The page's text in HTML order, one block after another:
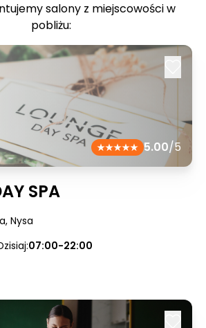
salony z miejscowości w
pobliżu:
5.00/5
SPA
, Nysa
07:00-22:00